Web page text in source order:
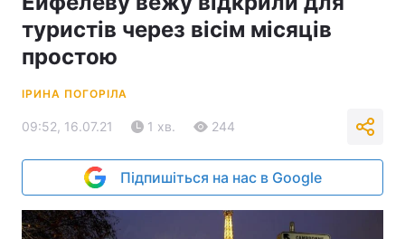
туристів через вісім місяців
простою
ІРИНА ПОГОРІЛА
09:52, 16.07.21 1 хв. 244
Підпишіться на нас в Google